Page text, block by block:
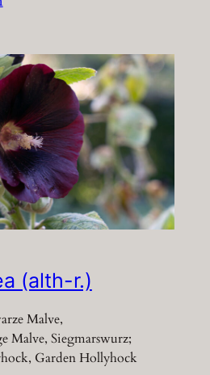
(alth-r.)
Malve,
Malve, Siegmarswurz;
Garden Hollyhock